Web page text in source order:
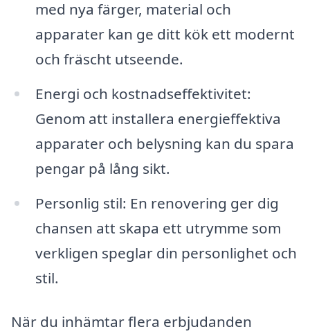
med nya färger, material och
apparater kan ge ditt kök ett modernt
och fräscht utseende.
Energi och kostnadseffektivitet:
Genom att installera energieffektiva
apparater och belysning kan du spara
pengar på lång sikt.
Personlig stil: En renovering ger dig
chansen att skapa ett utrymme som
verkligen speglar din personlighet och
stil.
När du inhämtar flera erbjudanden